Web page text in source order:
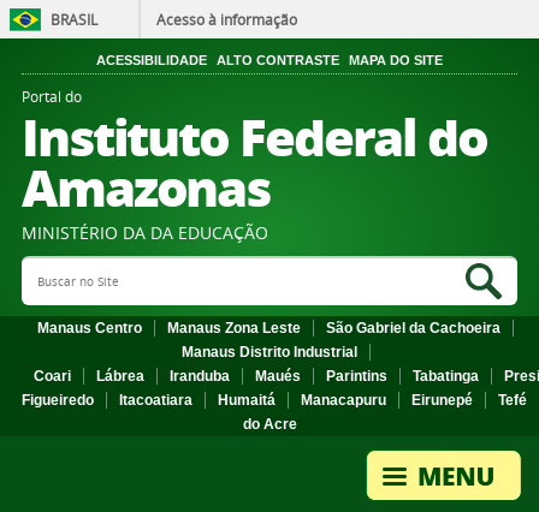
BRASIL Acesso à informação
ACESSIBILIDADE ALTO CONTRASTE MAPA DO SITE
Portal do
Instituto Federal do
Amazonas
MINISTÉRIO DA DA EDUCAÇÃO
Search Site
Manaus Centro Manaus Zona Leste
São Gabriel da Cachoeira
Manaus Distrito Industrial
Coari
Lábrea Iranduba Maués Parintins Tabatinga
Figueiredo
Itacoatiara Humaitá Manacapuru Eirunepé
Tefé
do Acre